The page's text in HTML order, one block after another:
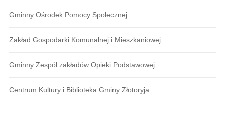
Gminny Ośrodek Pomocy Społecznej
Zakład Gospodarki Komunalnej i Mieszkaniowej
Gminny Zespół zakładów Opieki Podstawowej
Centrum Kultury i Biblioteka Gminy Złotoryja